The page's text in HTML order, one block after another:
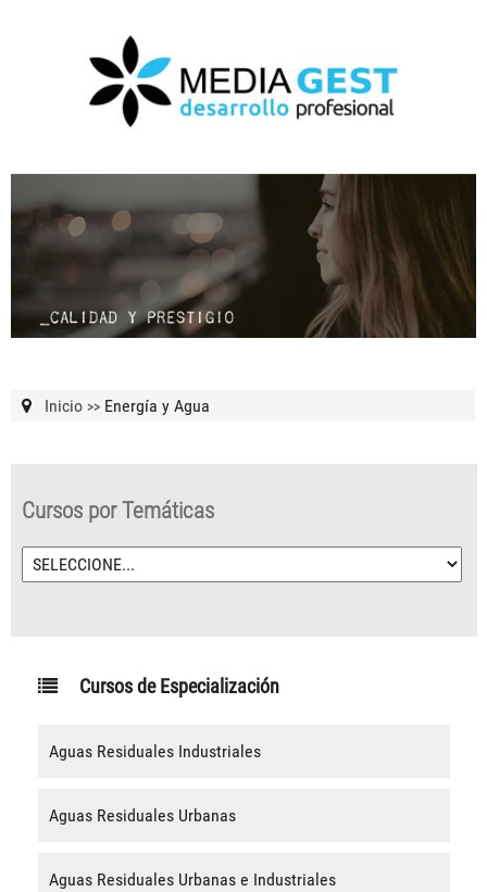
Inicio >> Energía y Agua
Cursos por Temáticas
Cursos de Especialización
Aguas Residuales Industriales
Aguas Residuales Urbanas
Aguas Residuales Urbanas e Industriales